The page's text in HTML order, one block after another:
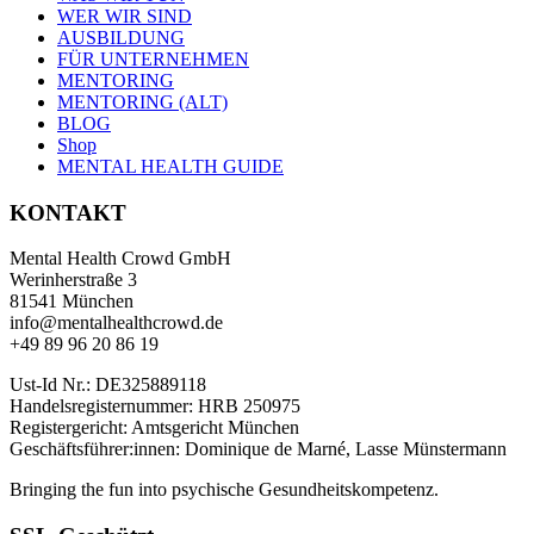
WER WIR SIND
AUSBILDUNG
FÜR UNTERNEHMEN
MENTORING
MENTORING (ALT)
BLOG
Shop
MENTAL HEALTH GUIDE
KONTAKT
Mental Health Crowd GmbH
Werinherstraße 3
81541 München
info@mentalhealthcrowd.de
+49 89 96 20 86 19
Ust-Id Nr.: DE325889118
Handelsregisternummer: HRB 250975
Registergericht: Amtsgericht München
Geschäftsführer:innen: Dominique de Marné, Lasse Münstermann
Bringing the fun into psychische Gesundheitskompetenz.